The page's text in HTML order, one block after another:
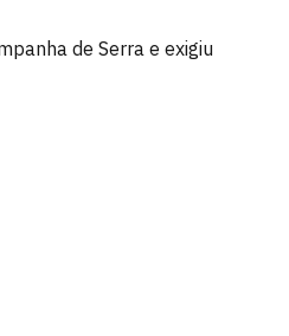
de Serra e exigiu